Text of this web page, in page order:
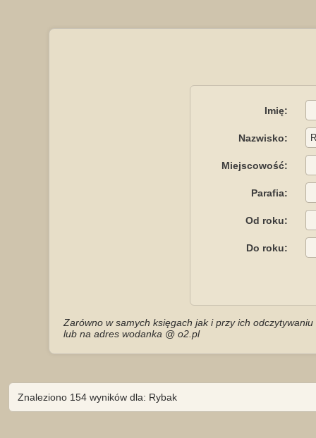
Imię:
Nazwisko:
Miejscowość:
Parafia:
Od roku:
Do roku:
Zarówno w samych księgach jak i przy ich
lub na adres wodanka @ o2.pl
Znaleziono 154 wyników dla: Rybak